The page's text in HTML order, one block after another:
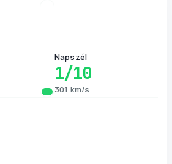
Napszél
1/10
301 km/s